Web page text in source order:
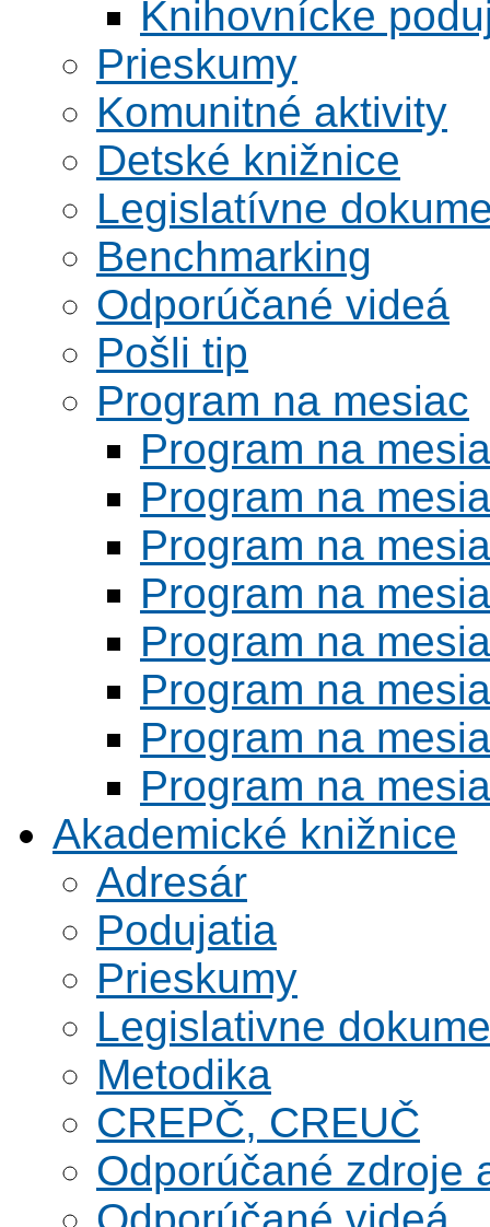
Knihovnícke
Prieskumy
Komunitné aktivity
Detské knižnice
Legislatívne
Benchmarking
Odporúčané videá
Pošli tip
Program na mesiac
Program na
Program na
Program na
Program na
Program na
Program na
Program na
Program na
Akademické knižnice
Adresár
Podujatia
Prieskumy
Legislativne
Metodika
CREPČ, CREUČ
Odporúčané zdroje